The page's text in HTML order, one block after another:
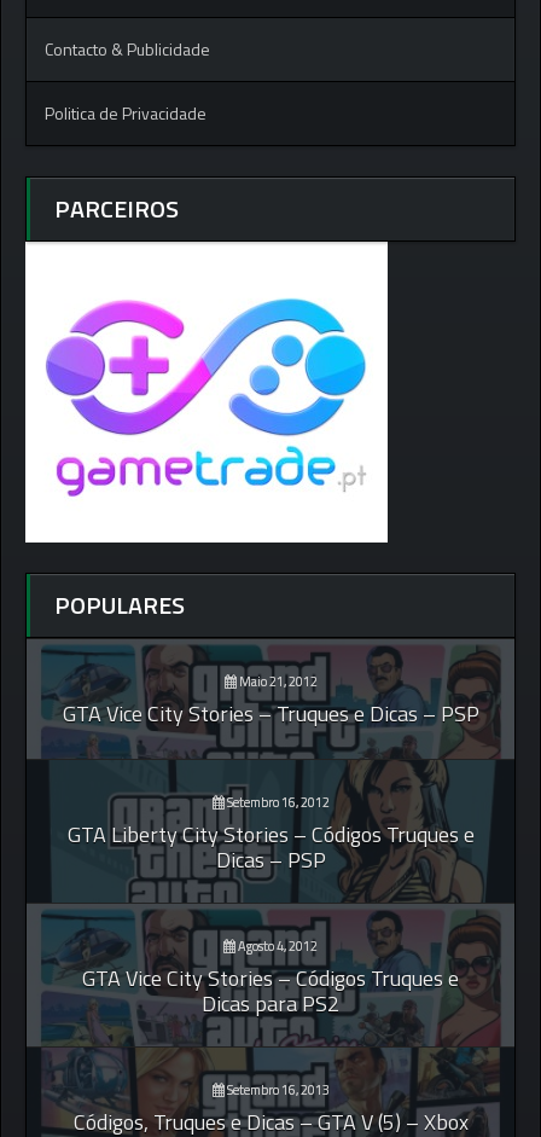
Contacto & Publicidade
Politica de Privacidade
PARCEIROS
POPULARES
Maio 21, 2012
GTA Vice City Stories – Truques e Dicas – PSP
Setembro 16, 2012
GTA Liberty City Stories – Códigos Truques e
Dicas – PSP
Agosto 4, 2012
GTA Vice City Stories – Códigos Truques e
Dicas para PS2
Setembro 16, 2013
Códigos, Truques e Dicas – GTA V (5) – Xbox